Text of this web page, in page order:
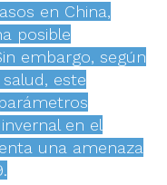
en China,
posible
embargo, según
este
en el
una amenaza